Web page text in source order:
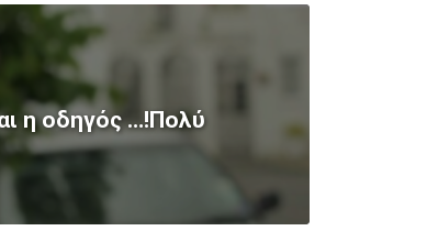
η οδηγός …!Πολύ